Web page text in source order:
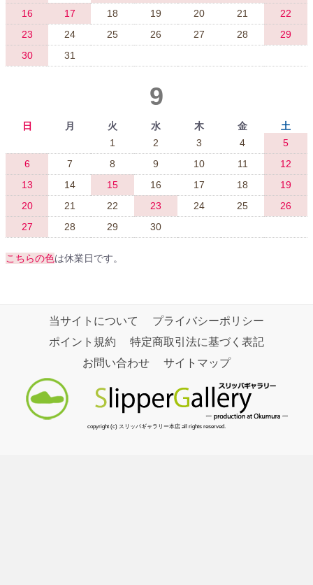
16
17 18 19 20 21
22
23
24 25 26 27 28
29
30
31
9
日 月 火 水 木 金
土
1
2 3 4
5
6
7 8 9 10 11
12
13
14 15 16 17 18
19
20
21 22 23 24 25
26
27
28 29 30
こちらの色は休業日です。
当サイトについて
プライバシーポリシー
ポイント規約
特定商取引法に基づく表記
お問い合わせ
サイトマップ
copyright (c) スリッパギャラリー本店 all rights reserved.